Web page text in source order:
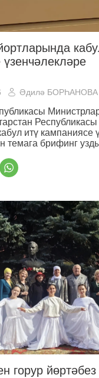
Әдилә БОРҺАНОВА
итү кампаниясе
темага брифинг
горур йөртәбез